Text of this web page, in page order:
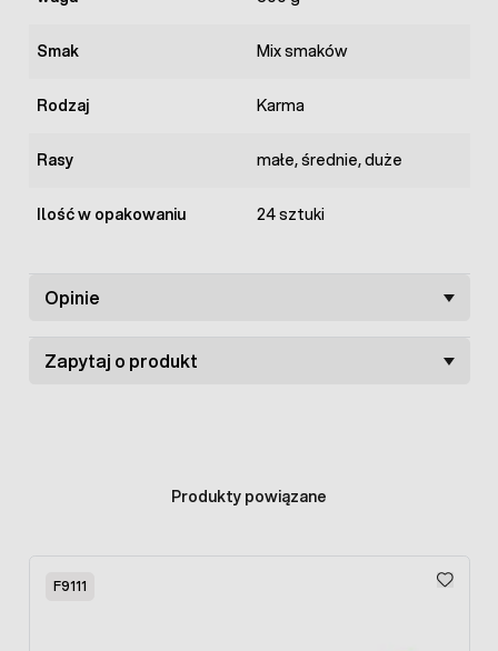
Smak Mix smaków
Rodzaj Karma
Rasy małe, średnie, duże
Ilość w opakowaniu 24 sztuki
Opinie
Zapytaj o produkt
Produkty powiązane
F9111